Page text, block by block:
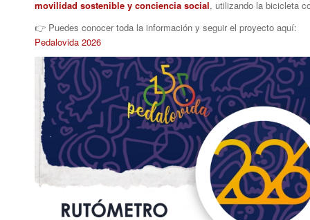
movilidad sostenible y conciencia social, utilizando la bicicleta
👉 Puedes conocer toda la información y seguir el proyecto aquí:
Pedalovida 2026